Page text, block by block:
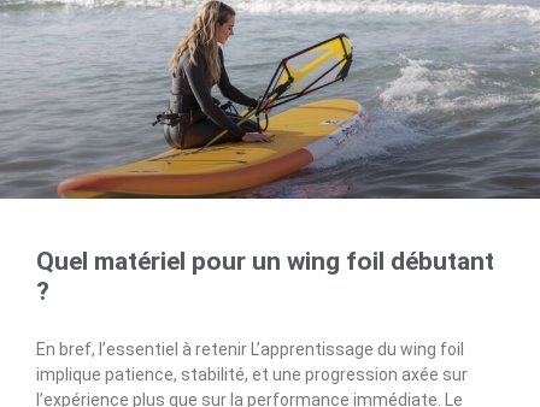
Quel matériel pour un wing foil débutant
?
En bref, l’essentiel à retenir L’apprentissage du wing foil
implique patience, stabilité, et une progression axée sur
l’expérience plus que sur la performance immédiate. Le